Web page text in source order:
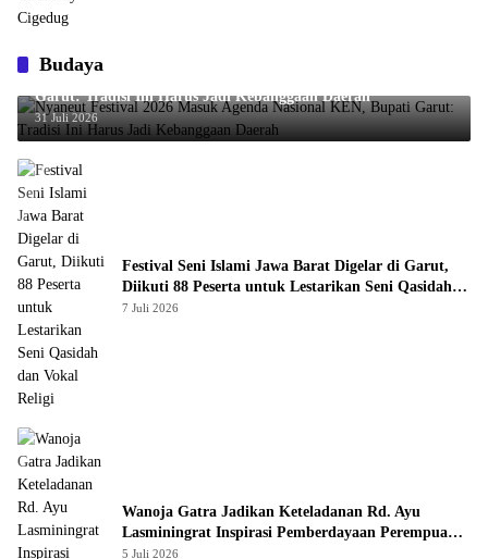
Budaya
Nyaneut Festival 2026 Masuk Agenda Nasional KEN, Bupati
Garut: Tradisi Ini Harus Jadi Kebanggaan Daerah
31 Juli 2026
Festival Seni Islami Jawa Barat Digelar di Garut,
Diikuti 88 Peserta untuk Lestarikan Seni Qasidah
dan Vokal Religi
7 Juli 2026
Wanoja Gatra Jadikan Keteladanan Rd. Ayu
Lasminingrat Inspirasi Pemberdayaan Perempuan
Garut Utara
5 Juli 2026